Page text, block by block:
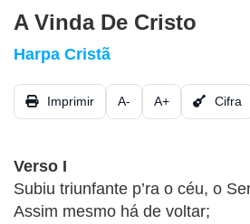
GRÁTIS
GUITAR
CIFRA
VÍDEO
A Vinda De Cristo
Harpa Cristã
Imprimir A- A+ Cifra
Verso I
Subiu triunfante p’ra o céu, o
Assim mesmo há de voltar;